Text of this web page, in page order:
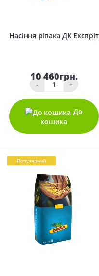
Насіння ріпака ДК Експріт
10 460грн.
- +
До
кошика
Популярний